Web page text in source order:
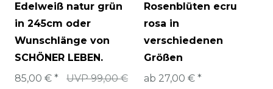
Edelweiß natur grün
in 245cm oder
Wunschlänge von
SCHÖNER LEBEN.
UVP 99,00 €
85,00 € *
Rosenblüten ecru
rosa in
verschiedenen
Größen
ab 27,00 € *